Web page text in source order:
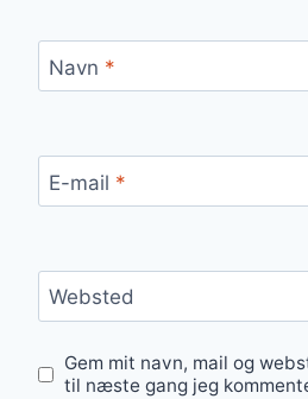
Navn *
E-mail *
Websted
Gem mit navn, mail og
til næste gang jeg